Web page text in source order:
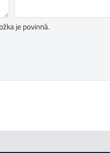
je povinná.